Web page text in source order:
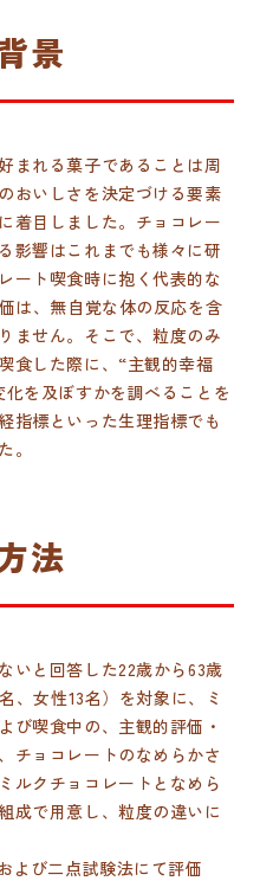
景
まれる菓子であることは周
おいしさを決定づける要素
着目しました。チョコレー
影響はこれまでも様々に研
ート喫食時に抱く代表的な
は、無自覚な体の反応を含
ません。そこで、粒度のみ
食した際に、“主観的幸福
を及ぼすかを調べることを
指標といった生理指標でも
。
法
いと回答した22歳から63歳
、女性13名）を対象に、ミ
び喫食中の、主観的評価・
チョコレートのなめらかさ
ルクチョコレートとなめら
成で用意し、粒度の違いに
よび二点試験法にて評価